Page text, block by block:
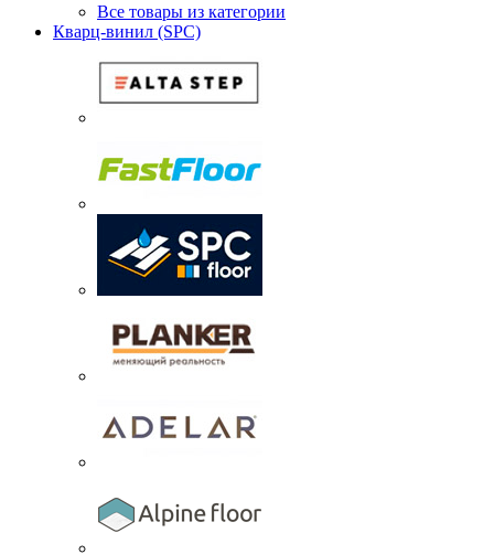
Все товары из категории
Кварц-винил (SPC)